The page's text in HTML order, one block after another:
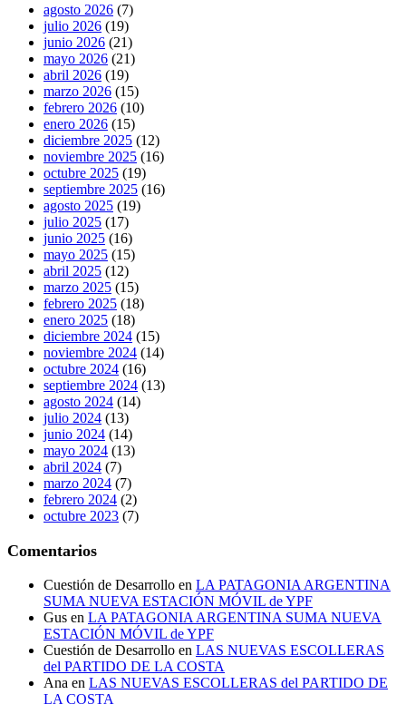
agosto 2026 (7)
julio 2026 (19)
junio 2026 (21)
mayo 2026 (21)
abril 2026 (19)
marzo 2026 (15)
febrero 2026 (10)
enero 2026 (15)
diciembre 2025 (12)
noviembre 2025 (16)
octubre 2025 (19)
septiembre 2025 (16)
agosto 2025 (19)
julio 2025 (17)
junio 2025 (16)
mayo 2025 (15)
abril 2025 (12)
marzo 2025 (15)
febrero 2025 (18)
enero 2025 (18)
diciembre 2024 (15)
noviembre 2024 (14)
octubre 2024 (16)
septiembre 2024 (13)
agosto 2024 (14)
julio 2024 (13)
junio 2024 (14)
mayo 2024 (13)
abril 2024 (7)
marzo 2024 (7)
febrero 2024 (2)
octubre 2023 (7)
Comentarios
Cuestión de Desarrollo en LA PATAGONIA ARGENTINA
SUMA NUEVA ESTACIÓN MÓVIL de YPF
Gus en LA PATAGONIA ARGENTINA SUMA NUEVA
ESTACIÓN MÓVIL de YPF
Cuestión de Desarrollo en LAS NUEVAS ESCOLLERAS
del PARTIDO DE LA COSTA
Ana en LAS NUEVAS ESCOLLERAS del PARTIDO DE
LA COSTA